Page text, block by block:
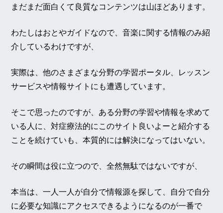
まだまだ面白くて良質なコンテンツは山ほどあります。
わたしはおとやガイドなので、音楽に関する情報のみ紹
介しているわけですが、
実際は、他のさまざまな分野の学習ポータル、レッスン
サービスや情報サイトにも遭遇しています。
そこで思ったのですが、ある分野の学習や情報を求めて
いる人に、対症療法的にこのサイト良いよーと紹介する
ことを続けていも、本質的には解決になってはいない。
その瞬間は役に立つので、全然無駄ではないですが、
本当は、一人一人が自分で情報源を探して、自分で自分
に必要な知識にアクセスできるようになるのが一番で